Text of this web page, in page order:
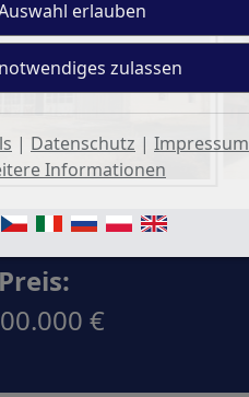
Preis:
€
| Datenschutz | Impressum
Informationen